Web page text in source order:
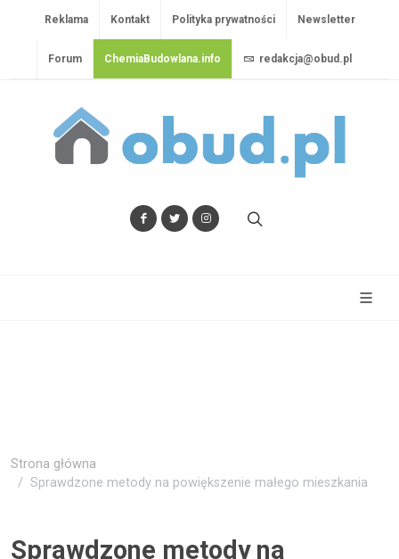
Reklama Kontakt Polityka prywatności Newsletter
Forum ChemiaBudowlana.info redakcja@obud.pl
Strona główna
Sprawdzone metody na powiększenie małego mieszkania
Sprawdzone metody na